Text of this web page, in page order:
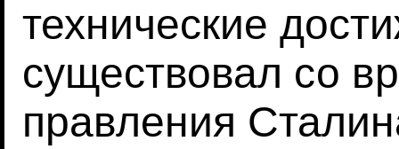
технические
существовал со
правления